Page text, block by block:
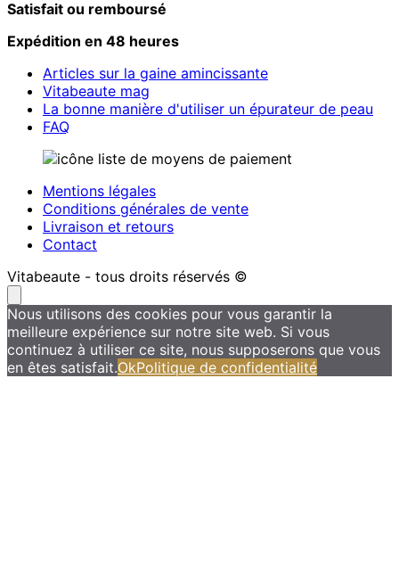
Satisfait ou remboursé
Expédition en 48 heures
Articles sur la gaine amincissante
Vitabeaute mag
La bonne manière d'utiliser un épurateur de peau
FAQ
Mentions légales
Conditions générales de vente
Livraison et retours
Contact
Vitabeaute - tous droits réservés ©
Nous utilisons des cookies pour vous garantir la
meilleure expérience sur notre site web. Si vous
continuez à utiliser ce site, nous supposerons que vous
en êtes satisfait.OkPolitique de confidentialité